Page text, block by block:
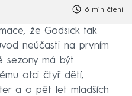
6 min čtení
že Godsick tak
neúčasti na prvním
sezony má být
otci čtyř dětí,
a o pět let mladších